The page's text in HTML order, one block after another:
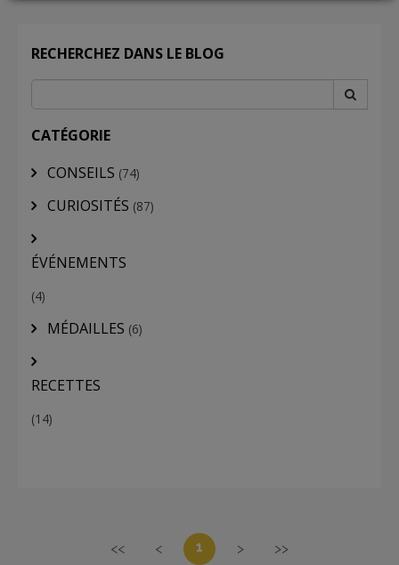
LOGIN
RECHERCHEZ DANS LE BLOG
CATÉGORIE
CONSEILS (74)
CURIOSITÉS (87)
ÉVÉNEMENTS
(4)
MÉDAILLES (6)
RECETTES
(14)
<< < 1 > >>